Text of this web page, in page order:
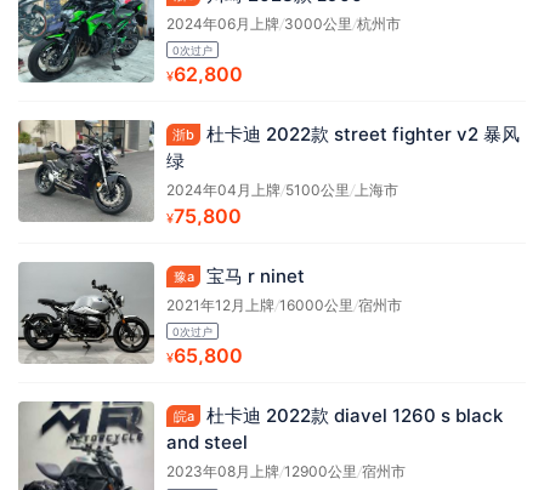
2024年06月上牌/3000公里/杭州市
0次过户
¥62,800
浙b
杜卡迪 2022款 street fighter v2 暴风
绿
2024年04月上牌/5100公里/上海市
¥75,800
豫a 宝马 r ninet
2021年12月上牌/16000公里/宿州市
0次过户
¥65,800
皖a
杜卡迪 2022款 diavel 1260 s black
and steel
2023年08月上牌/12900公里/宿州市